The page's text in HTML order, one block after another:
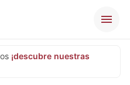
¡descubre nuestras